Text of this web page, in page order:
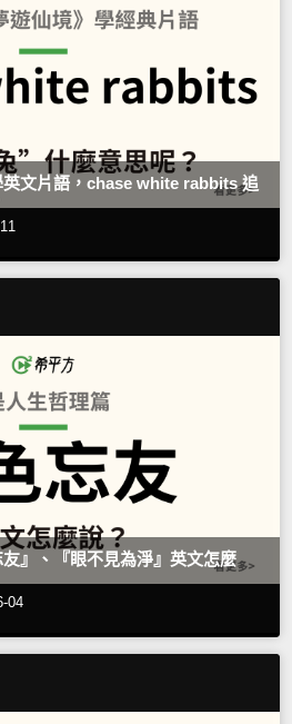
文片語，chase white rabbits 追
』、『眼不見為淨』英文怎麼
04